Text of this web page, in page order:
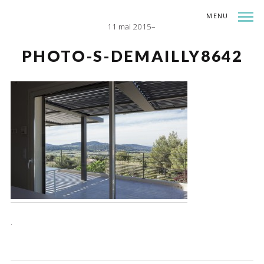
MENU
11 mai 2015
PHOTO-S-DEMAILLY8642
.